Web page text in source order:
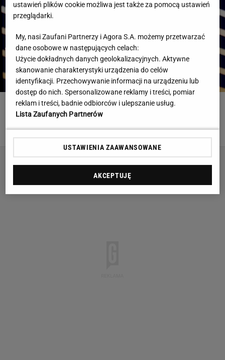
Wrze wokół Infantino. Tyle zapłaciła UEFA za jego romans
PIŁKA NOŻNA
ustawień plików cookie możliwa jest także za pomocą ustawień
przeglądarki.
My, nasi Zaufani Partnerzy i Agora S.A. możemy przetwarzać
dane osobowe w następujących celach:
Użycie dokładnych danych geolokalizacyjnych. Aktywne
skanowanie charakterystyki urządzenia do celów
identyfikacji. Przechowywanie informacji na urządzeniu lub
dostęp do nich. Spersonalizowane reklamy i treści, pomiar
reklam i treści, badnie odbiorców i ulepszanie usług.
Lista Zaufanych Partnerów
USTAWIENIA ZAAWANSOWANE
AKCEPTUJĘ